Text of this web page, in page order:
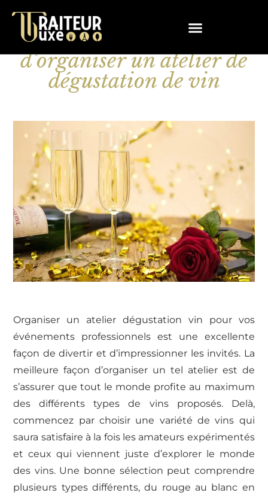
La meilleure façon
d’organiser un atelier de
dégustation de vin
Organiser un atelier dégustation vin pour vos
événements professionnels est une excellente
façon de divertir et d’impressionner les invités. La
meilleure façon d’organiser un tel atelier est de
s’assurer que tout le monde profite au maximum
des différents types de vins proposés. Delà,
commencez par choisir une variété de vins qui
saura satisfaire à la fois les amateurs expérimentés
et ceux qui viennent juste d’explorer le monde
des vins. Une bonne sélection peut comprendre
plusieurs types différents, du rouge au blanc en